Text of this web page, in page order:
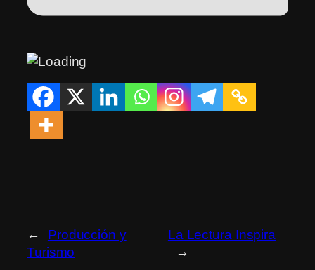
←
Producción y
Turismo
La Lectura Inspira
→